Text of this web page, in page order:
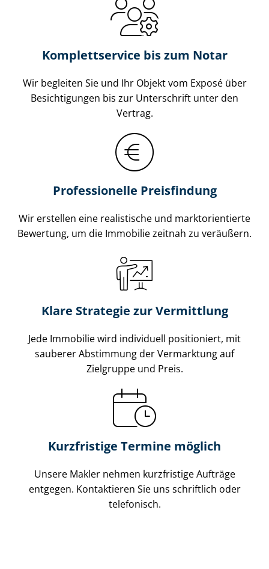
Komplettservice bis zum Notar
Wir begleiten Sie und Ihr Objekt vom Exposé über
Besichtigungen bis zur Unterschrift unter den
Vertrag.
Professionelle Preisfindung
Wir erstellen eine realistische und markt­ori­en­tier­te
Bewertung, um die Immobilie zeitnah zu veräußern.
Klare Strategie zur Vermittlung
Jede Immobilie wird individuell positioniert, mit
sauberer Abstimmung der Vermarktung auf
Zielgruppe und Preis.
Kurzfristige Termine möglich
Unsere Makler nehmen kurzfristige Aufträge
entgegen. Kontaktieren Sie uns schriftlich oder
telefonisch.